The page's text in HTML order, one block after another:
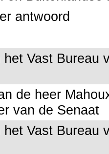
antwoord
het Vast Bureau
de heer
van de Senaat
het Vast Bureau